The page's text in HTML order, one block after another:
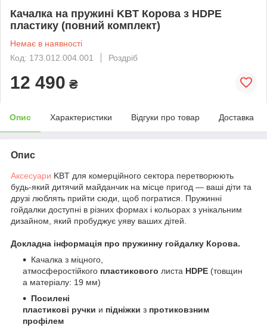
Качалка на пружині KBT Корова з HDPE
пластику (повний комплект)
Немає в наявності
Код: 173.012.004.001
Роздріб
12 490 ₴
Опис Характеристики Відгуки про товар Доставка
Опис
Аксесуари KBT для комерційного сектора перетворюють
будь-який дитячий майданчик на місце пригод — ваші діти та
друзі люблять прийти сюди, щоб погратися. Пружинні
гойдалки доступні в різних формах і кольорах з унікальним
дизайном, який пробуджує уяву ваших дітей.
Докладна інформація про пружинну гойдалку Корова.
Качалка з міцного,
атмосферостійкого пластикового листа HDPE (товщин
а матеріалу: 19 мм)
Посилені
пластикові ручки и підніжки з протиковзним
профілем